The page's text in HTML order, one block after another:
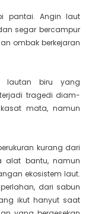
pantai. Angin laut
segar bercampur
ombak berkejaran
lautan biru yang
tragedi diam-
mata, namun
kurang dari
alat bantu, namun
ekosistem laut.
dari sabun
ikut hanyut saat